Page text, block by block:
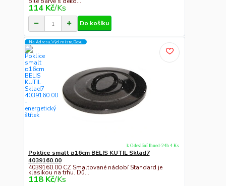
114 Kč/Ks
Do košíku
Na Adresu,Výd.místo,Boxu
Poklice smalt ¤16cm BELIS KUTIL Sklad7
4039160.00
4039160.00 CZ Smaltované nádobí Standard je
klasikou na trhu. Dů...
118 Kč/Ks
k Odeslání Ihned-24h 4 Ks